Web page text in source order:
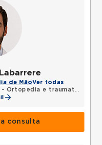
de MãoVer todas
Ortopedia e traumatologia
consulta